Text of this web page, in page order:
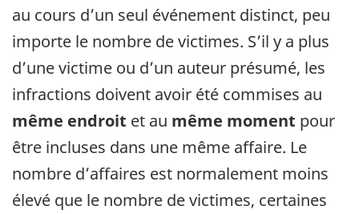
au cours d’un seul événement distinct, peu
importe le nombre de victimes. S’il y a plus
d’une victime ou d’un auteur présumé, les
infractions doivent avoir été commises au
même endroit et au même moment pour
être incluses dans une même affaire. Le
nombre d’affaires est normalement moins
élevé que le nombre de victimes, certaines